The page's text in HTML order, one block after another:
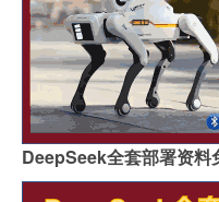
DeepSeek全套部署资料